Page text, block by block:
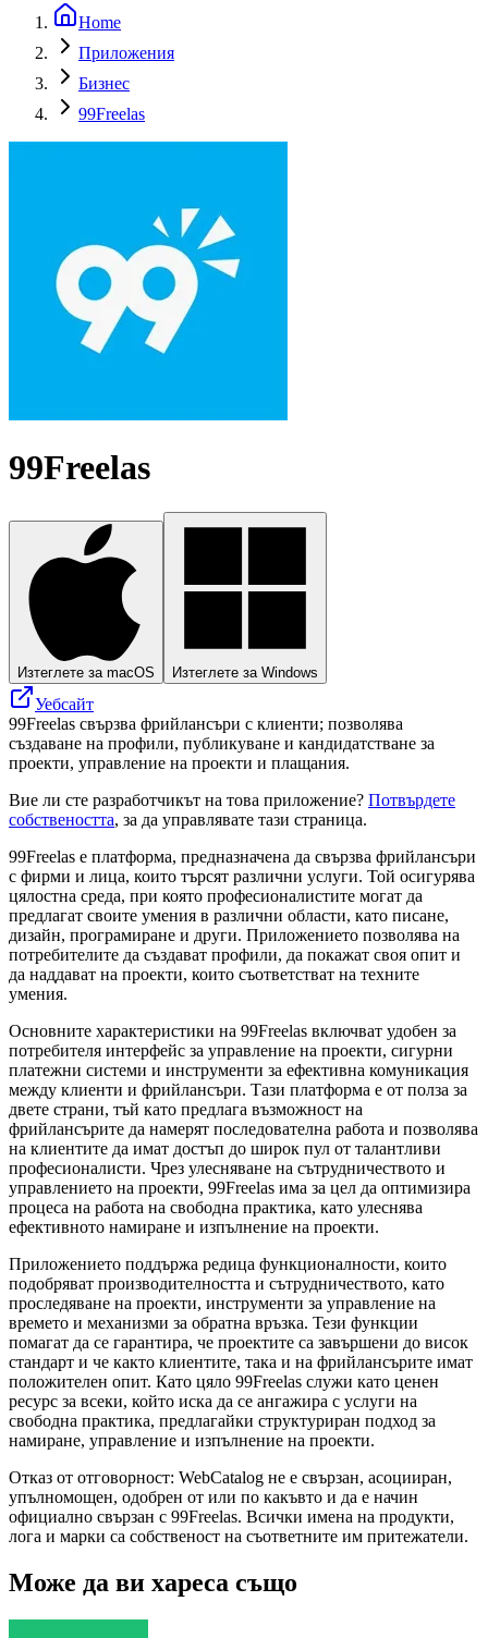
Home
Приложения
Бизнес
99Freelas
99Freelas
Изтеглете за macOS Изтеглете за Windows
Уебсайт
99Freelas свързва фрийлансъри с клиенти; позволява
създаване на профили, публикуване и кандидатстване за
проекти, управление на проекти и плащания.
Вие ли сте разработчикът на това приложение? Потвърдете
собствеността, за да управлявате тази страница.
99Freelas е платформа, предназначена да свързва фрийлансъри
с фирми и лица, които търсят различни услуги. Той осигурява
цялостна среда, при която професионалистите могат да
предлагат своите умения в различни области, като писане,
дизайн, програмиране и други. Приложението позволява на
потребителите да създават профили, да покажат своя опит и
да наддават на проекти, които съответстват на техните
умения.
Основните характеристики на 99Freelas включват удобен за
потребителя интерфейс за управление на проекти, сигурни
платежни системи и инструменти за ефективна комуникация
между клиенти и фрийлансъри. Тази платформа е от полза за
двете страни, тъй като предлага възможност на
фрийлансърите да намерят последователна работа и позволява
на клиентите да имат достъп до широк пул от талантливи
професионалисти. Чрез улесняване на сътрудничеството и
управлението на проекти, 99Freelas има за цел да оптимизира
процеса на работа на свободна практика, като улеснява
ефективното намиране и изпълнение на проекти.
Приложението поддържа редица функционалности, които
подобряват производителността и сътрудничеството, като
проследяване на проекти, инструменти за управление на
времето и механизми за обратна връзка. Тези функции
помагат да се гарантира, че проектите са завършени до висок
стандарт и че както клиентите, така и на фрийлансърите имат
положителен опит. Като цяло 99Freelas служи като ценен
ресурс за всеки, който иска да се ангажира с услуги на
свободна практика, предлагайки структуриран подход за
намиране, управление и изпълнение на проекти.
Отказ от отговорност: WebCatalog не е свързан, асоцииран,
упълномощен, одобрен от или по какъвто и да е начин
официално свързан с 99Freelas. Всички имена на продукти,
лога и марки са собственост на съответните им притежатели.
Може да ви хареса също